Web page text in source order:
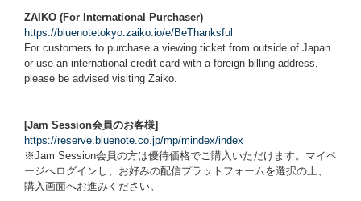
ZAIKO (For International Purchaser)
https://bluenotetokyo.zaiko.io/e/BeThanksful
For customers to purchase a viewing ticket from outside of Japan
or use an international credit card with a foreign billing address,
please be advised visiting Zaiko.
[Jam Session会員のお客様]
https://reserve.bluenote.co.jp/mp/mindex/index
※Jam Session会員の方は優待価格でご購入いただけます。マイペ
ージへログインし、お好みの配信プラットフォームを選択の上、
購入画面へお進みください。